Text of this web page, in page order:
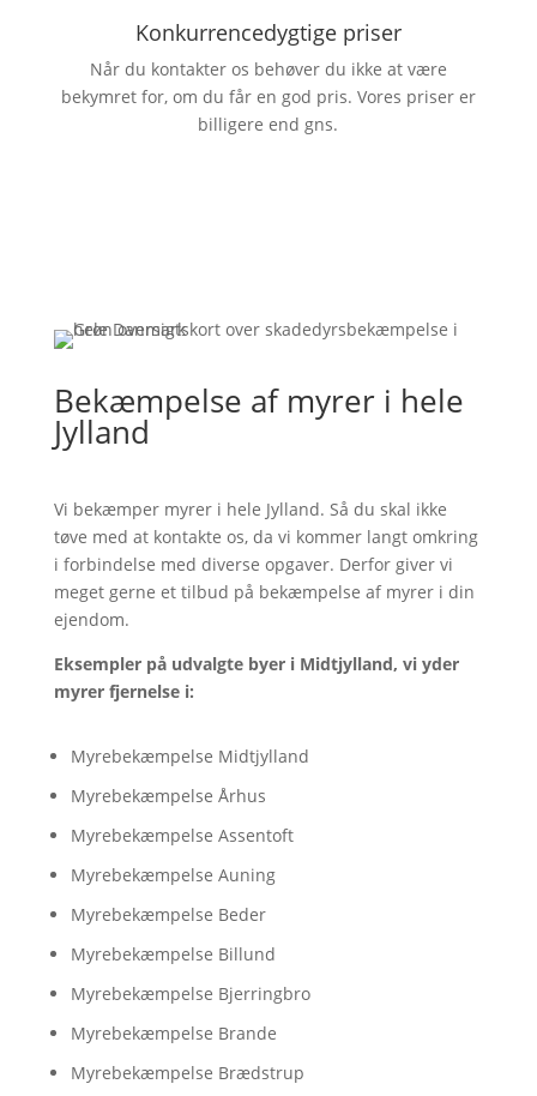
Konkurrencedygtige priser
Når du kontakter os behøver du ikke at være
bekymret for, om du får en god pris. Vores priser er
billigere end gns.
Bekæmpelse af myrer i hele
Jylland
Vi bekæmper myrer i hele Jylland. Så du skal ikke
tøve med at kontakte os, da vi kommer langt omkring
i forbindelse med diverse opgaver. Derfor giver vi
meget gerne et tilbud på bekæmpelse af myrer i din
ejendom.
Eksempler på udvalgte byer i Midtjylland, vi yder
myrer fjernelse i:
Myrebekæmpelse Midtjylland
Myrebekæmpelse Århus
Myrebekæmpelse Assentoft
Myrebekæmpelse Auning
Myrebekæmpelse Beder
Myrebekæmpelse Billund
Myrebekæmpelse Bjerringbro
Myrebekæmpelse Brande
Myrebekæmpelse Brædstrup